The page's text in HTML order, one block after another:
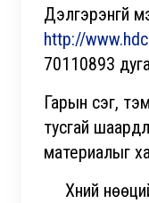
Дэлгэрэнгүй
http://
70110893
Гарын үсэг,
тусгай
материалыг
Хүний